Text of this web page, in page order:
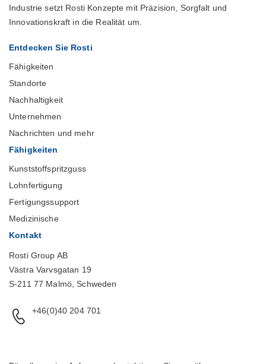
Industrie setzt Rosti Konzepte mit Präzision, Sorgfalt und
Innovationskraft in die Realität um.
Entdecken Sie Rosti
Fähigkeiten
Standorte
Nachhaltigkeit
Unternehmen
Nachrichten und mehr
Fähigkeiten
Kunststoffspritzguss
Lohnfertigung
Fertigungssupport
Medizinische
Kontakt
Rosti Group AB
Västra Varvsgatan 19
S-211 77 Malmö, Schweden
+46(0)40 204 701